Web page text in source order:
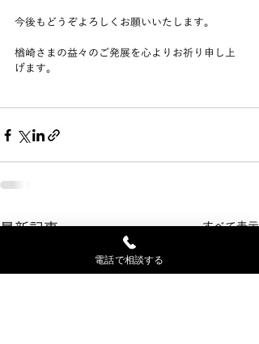
今後もどうぞよろしくお願いいたします。
楢崎さまの益々のご発展を心よりお祈り申し上
げます。
最新記事 すべて表示
電話で相談する